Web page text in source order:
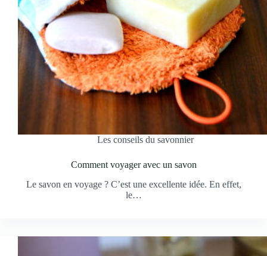
Les conseils du savonnier
Comment voyager avec un savon
Le savon en voyage ? C’est une excellente idée. En effet,
le…